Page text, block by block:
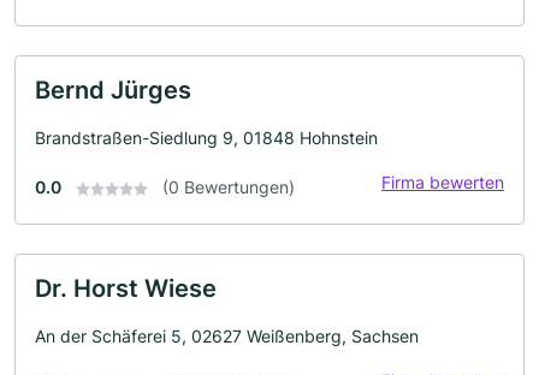
Bernd Jürges
Brandstraßen-Siedlung 9, 01848 Hohnstein
0.0 (0 Bewertungen) Firma bewerten
Dr. Horst Wiese
An der Schäferei 5, 02627 Weißenberg, Sachsen